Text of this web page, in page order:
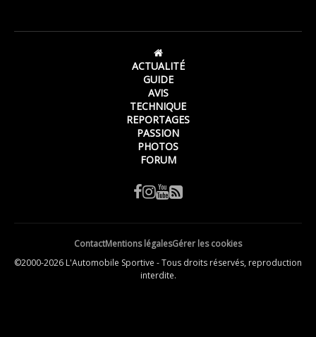
ACTUALITÉ
GUIDE
AVIS
TECHNIQUE
REPORTAGES
PASSION
PHOTOS
FORUM
ContactMentions légalesGérer les cookies
©2000-2026 L'Automobile Sportive - Tous droits réservés, reproduction
interdite.